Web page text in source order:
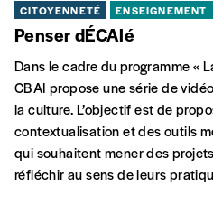
CITOYENNETÉ ENSEIGNEMENT
Penser dÉCAlé
Dans le cadre du programme «
CBAI propose une série de
la culture. L’objectif est de
contextualisation et des outils
qui souhaitent mener des
réfléchir au sens de leurs